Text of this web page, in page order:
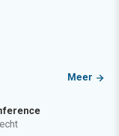
Meer